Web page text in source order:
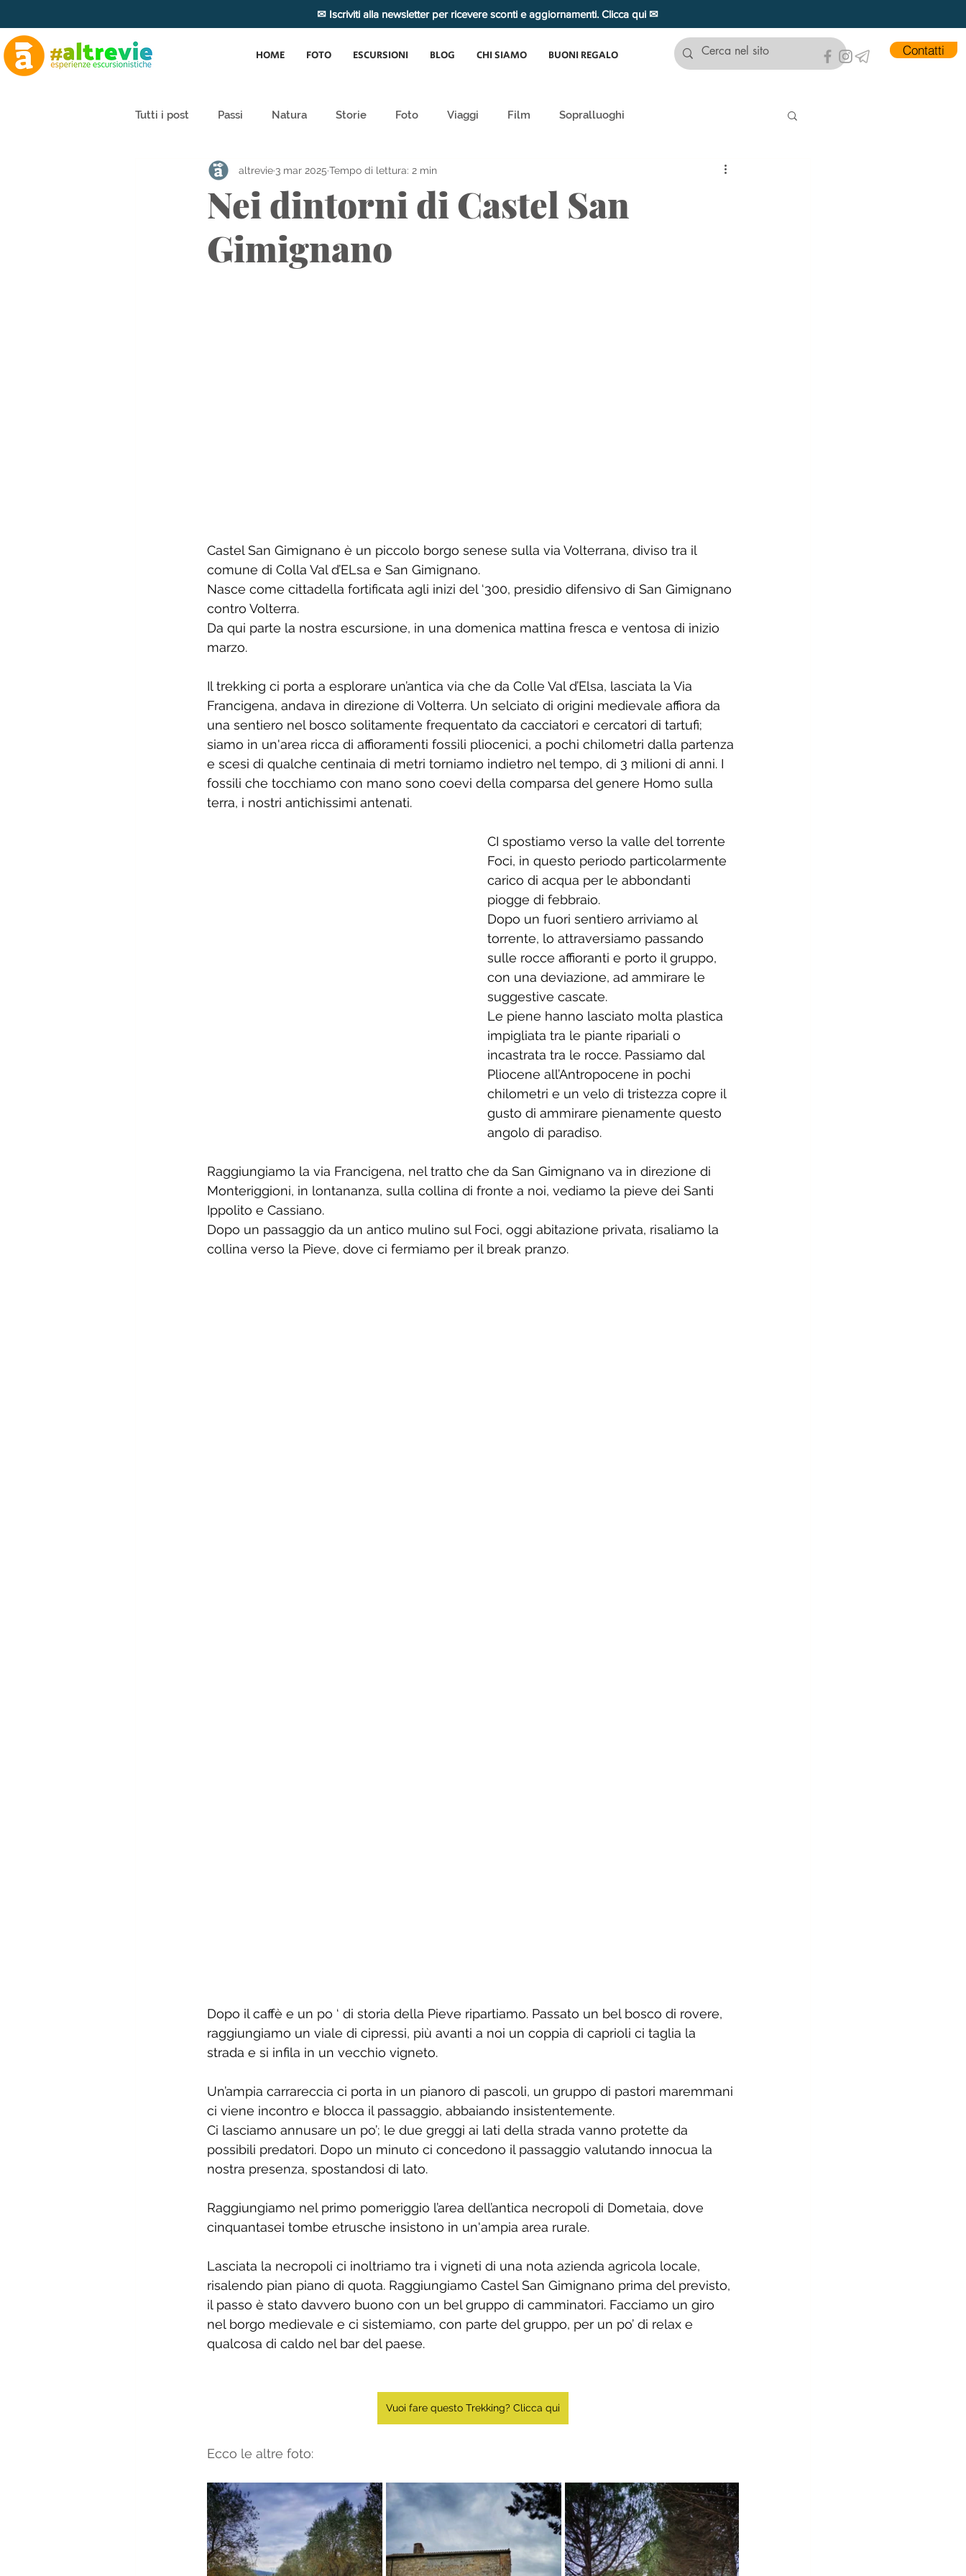
✉ Iscriviti alla newsletter per ricevere sconti e aggiornamenti. Clicca qui ✉
HOME FOTO ESCURSIONI BLOG CHI SIAMO BUONI REGALO Contatti
Tutti i post Passi Natura Storie Foto Viaggi Film Sopralluoghi
Nei dintorni di Castel San
Gimignano
altrevie 3 mar 2025 Tempo di lettura: 2 min
Castel San Gimignano è un piccolo borgo senese sulla via Volterrana, diviso tra il
comune di Colla Val d’ELsa e San Gimignano.
Nasce come cittadella fortificata agli inizi del ‘300, presidio difensivo di San Gimignano
contro Volterra.
Da qui parte la nostra escursione, in una domenica mattina fresca e ventosa di inizio
marzo.
Il trekking ci porta a esplorare un’antica via che da Colle Val d’Elsa, lasciata la Via
Francigena, andava in direzione di Volterra. Un selciato di origini medievale affiora da
una sentiero nel bosco solitamente frequentato da cacciatori e cercatori di tartufi;
siamo in un'area ricca di affioramenti fossili pliocenici, a pochi chilometri dalla partenza
e scesi di qualche centinaia di metri torniamo indietro nel tempo, di 3 milioni di anni. I
fossili che tocchiamo con mano sono coevi della comparsa del genere Homo sulla
terra, i nostri antichissimi antenati.
CI spostiamo verso la valle del torrente
Foci, in questo periodo particolarmente
carico di acqua per le abbondanti
piogge di febbraio.
Dopo un fuori sentiero arriviamo al
torrente, lo attraversiamo passando
sulle rocce affioranti e porto il gruppo,
con una deviazione, ad ammirare le
suggestive cascate.
Le piene hanno lasciato molta plastica
impigliata tra le piante ripariali o
incastrata tra le rocce. Passiamo dal
Pliocene all’Antropocene in pochi
chilometri e un velo di tristezza copre il
gusto di ammirare pienamente questo
angolo di paradiso.
Raggiungiamo la via Francigena, nel tratto che da San Gimignano va in direzione di
Monteriggioni, in lontananza, sulla collina di fronte a noi, vediamo la pieve dei Santi
Ippolito e Cassiano.
Dopo un passaggio da un antico mulino sul Foci, oggi abitazione privata, risaliamo la
collina verso la Pieve, dove ci fermiamo per il break pranzo.
Dopo il caffè e un po ‘ di storia della Pieve ripartiamo. Passato un bel bosco di rovere,
raggiungiamo un viale di cipressi, più avanti a noi un coppia di caprioli ci taglia la
strada e si infila in un vecchio vigneto.
Un’ampia carrareccia ci porta in un pianoro di pascoli, un gruppo di pastori maremmani
ci viene incontro e blocca il passaggio, abbaiando insistentemente.
Ci lasciamo annusare un po’; le due greggi ai lati della strada vanno protette da
possibili predatori. Dopo un minuto ci concedono il passaggio valutando innocua la
nostra presenza, spostandosi di lato.
Raggiungiamo nel primo pomeriggio l’area dell’antica necropoli di Dometaia, dove
cinquantasei tombe etrusche insistono in un'ampia area rurale.
Lasciata la necropoli ci inoltriamo tra i vigneti di una nota azienda agricola locale,
risalendo pian piano di quota. Raggiungiamo Castel San Gimignano prima del previsto,
il passo è stato davvero buono con un bel gruppo di camminatori. Facciamo un giro
nel borgo medievale e ci sistemiamo, con parte del gruppo, per un po’ di relax e
qualcosa di caldo nel bar del paese.
Vuoi fare questo Trekking? Clicca qui
Ecco le altre foto: